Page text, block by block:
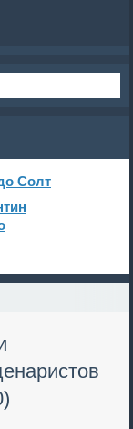
Солт